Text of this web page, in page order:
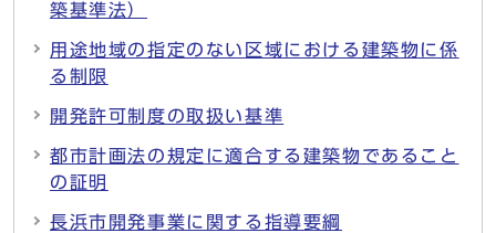
築基準法）
用途地域の指定のない区域における建築物に係
る制限
開発許可制度の取扱い基準
都市計画法の規定に適合する建築物であること
の証明
長浜市開発事業に関する指導要綱